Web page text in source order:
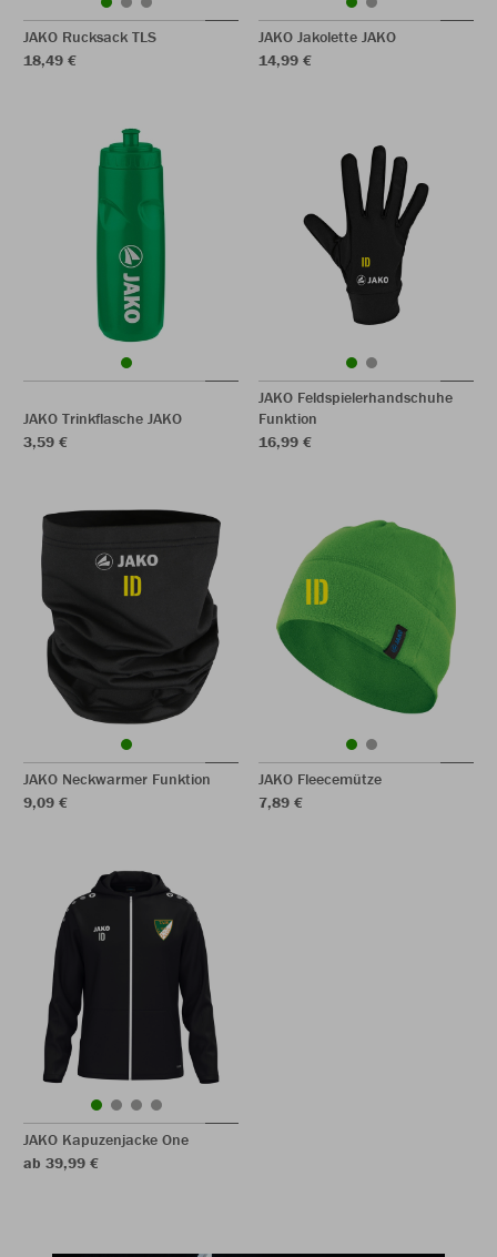
JAKO Rucksack TLS
18,49 €
JAKO Jakolette JAKO
14,99 €
JAKO Trinkflasche JAKO
3,59 €
JAKO Feldspielerhandschuhe
Funktion
16,99 €
JAKO Neckwarmer Funktion
9,09 €
JAKO Fleecemütze
7,89 €
JAKO Kapuzenjacke One
ab 39,99 €